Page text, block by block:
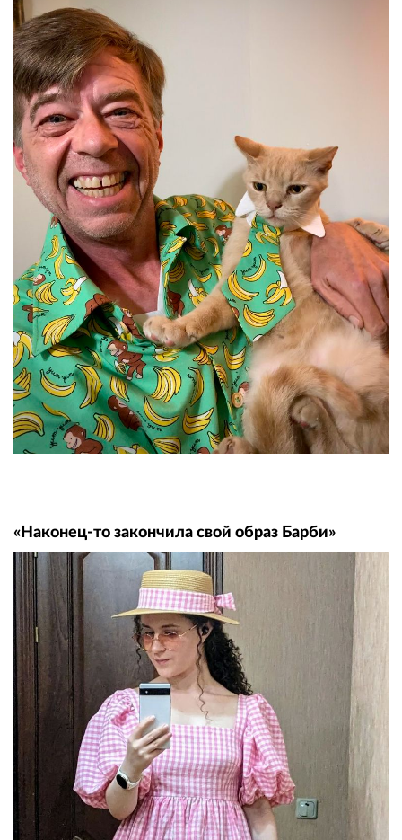
«Наконец-то закончила свой образ Барби»